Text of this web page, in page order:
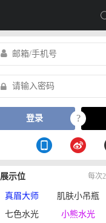
登录 ?
展示位 每次
真眉大师 肌肤小吊瓶
七色水光
小熊水光